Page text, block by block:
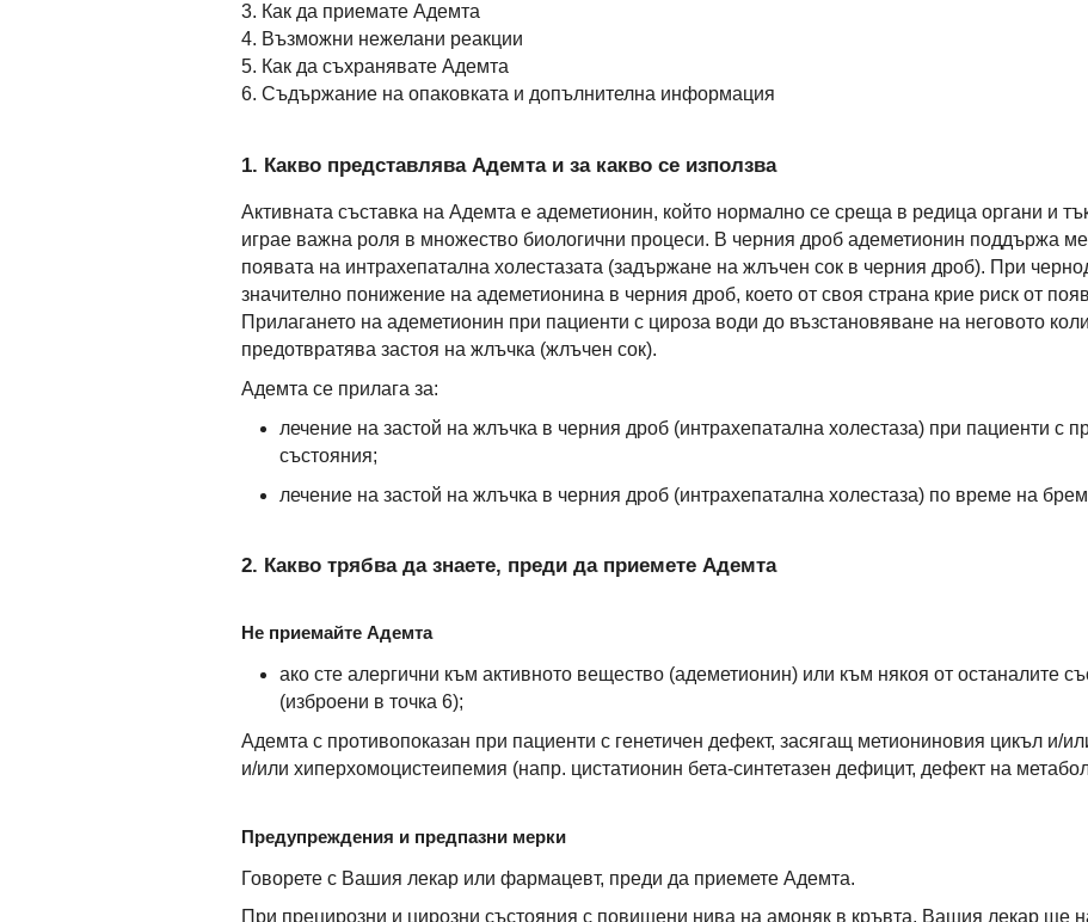
3. Как да приемате Адемта
4. Възможни нежелани реакции
5. Как да съхранявате Адемта
6. Съдържание на опаковката и допълнителна информация
1. Какво представлява Адемта и за какво се използва
Активната съставка на Адемта е адеметионин, който нормално се среща в редица органи и
играе важна роля в множество биологични процеси. В черния дроб адеметионин поддържа
появата на интрахепатална холестазата (задържане на жлъчен сок в черния дроб). При
значително понижение на адеметионина в черния дроб, което от своя страна крие риск от
Прилагането на адеметионин при пациенти с цироза води до възстановяване на неговото
предотвратява застоя на жлъчка (жлъчен сок).
Адемта се прилага за:
лечение на застой на жлъчка в черния дроб (интрахепатална холестаза) при пациенти с
състояния;
лечение на застой на жлъчка в черния дроб (интрахепатална холестаза) по време на
2. Какво трябва да знаете, преди да приемете Адемта
Не приемайте Адемта
ако сте алергични към активното вещество (адеметионин) или към някоя от останалите
(изброени в точка 6);
Адемта с противопоказан при пациенти с генетичен дефект, засягащ метиониновия цикъл и/
и/или хиперхомоцистеипемия (напр. цистатионин бета-синтетазен дефицит, дефект на
Предупреждения и предпазни мерки
Говорете с Вашия лекар или фармацевт, преди да приемете Адемта.
При прецирозни и цирозни състояния с повишени нива на амоняк в кръвта, Вашия лекар ще